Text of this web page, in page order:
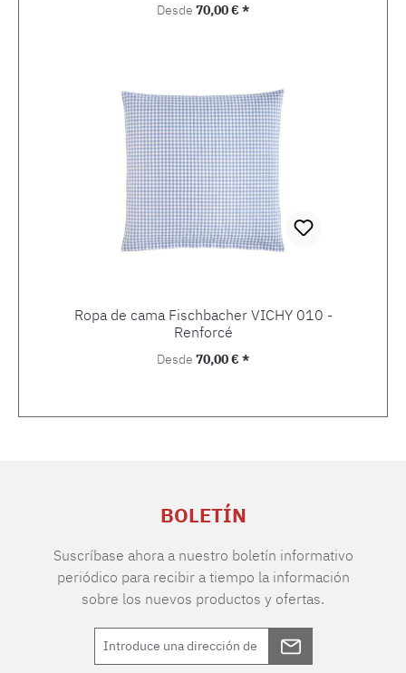
Precio normal:
Desde 70,00 € *
Ropa de cama Fischbacher VICHY 010 -
Renforcé
Precio normal:
Desde 70,00 € *
BOLETÍN
Suscríbase ahora a nuestro boletín informativo
periódico para recibir a tiempo la información
sobre los nuevos productos y ofertas.